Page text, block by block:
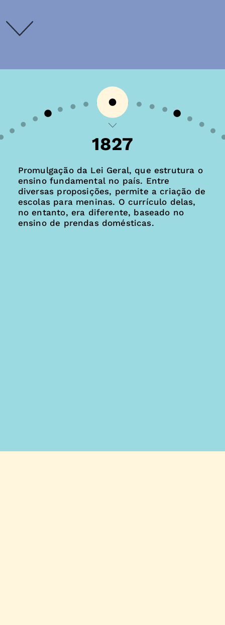
1827
Promulgação da Lei Geral, que estrutura o
ensino fundamental no país. Entre
diversas proposições, permite a criação de
escolas para meninas. O currículo delas,
no entanto, era diferente, baseado no
ensino de prendas domésticas.